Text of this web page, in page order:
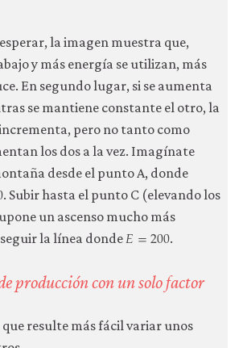
a2-
la imagen muestra que,
y más energía se utilizan, más
En segundo lugar, si se aumenta
se mantiene constante el otro, la
pero no tanto como
los dos a la vez. Imagínate
desde el punto A, donde
. Subir hasta el punto C (elevando los
un ascenso mucho más
la línea donde𝐸=200
E 200 .
producción con un solo factor
resulte más fácil variar unos